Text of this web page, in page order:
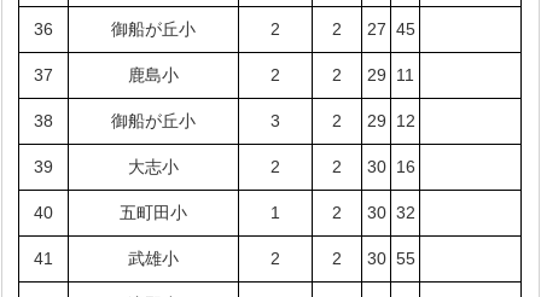
36 御船が丘小 2 2 27 45
37 鹿島小 2 2 29 11
38 御船が丘小 3 2 29 12
39 大志小 2 2 30 16
40 五町田小 1 2 30 32
41 武雄小 2 2 30 55